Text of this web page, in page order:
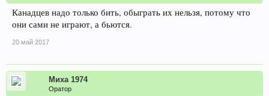
Канадцев надо только бить, обыграть их нельзя, потому что
они сами не играют, а бьются.
20 май 2017
Миха 1974
Оратор